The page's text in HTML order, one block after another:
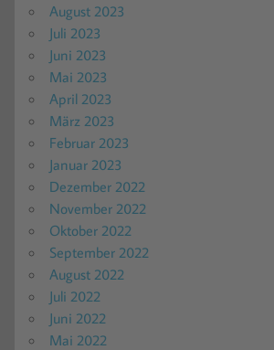
August 2023
Juli 2023
Juni 2023
Mai 2023
April 2023
März 2023
Februar 2023
Januar 2023
Dezember 2022
November 2022
Oktober 2022
September 2022
August 2022
Juli 2022
Juni 2022
Mai 2022